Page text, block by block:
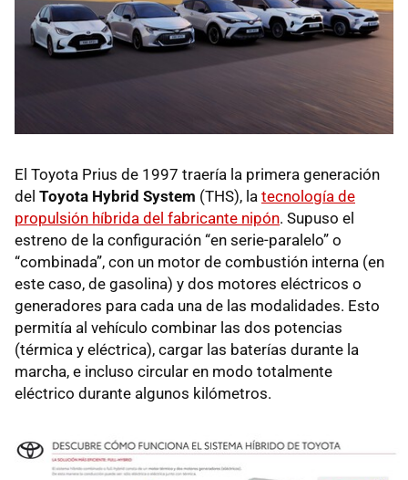
El Toyota Prius de 1997 traería la primera generación
del Toyota Hybrid System (THS), la tecnología de
propulsión híbrida del fabricante nipón. Supuso el
estreno de la configuración “en serie-paralelo” o
“combinada”, con un motor de combustión interna (en
este caso, de gasolina) y dos motores eléctricos o
generadores para cada una de las modalidades. Esto
permitía al vehículo combinar las dos potencias
(térmica y eléctrica), cargar las baterías durante la
marcha, e incluso circular en modo totalmente
eléctrico durante algunos kilómetros.